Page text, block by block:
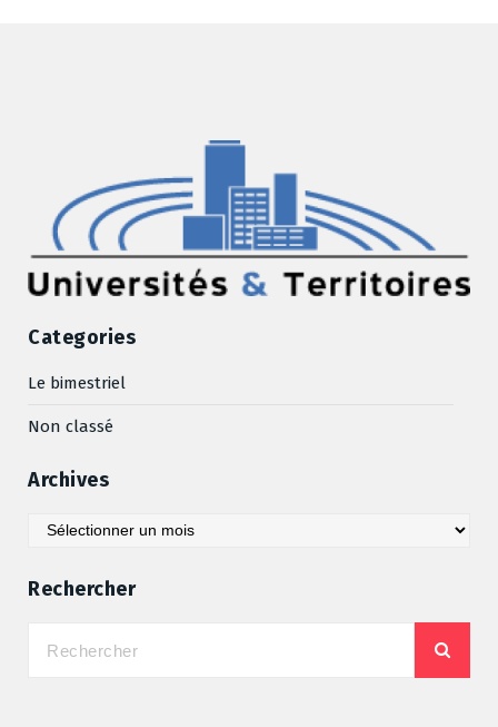
Categories
Le bimestriel
Non classé
Archives
Archives
Rechercher